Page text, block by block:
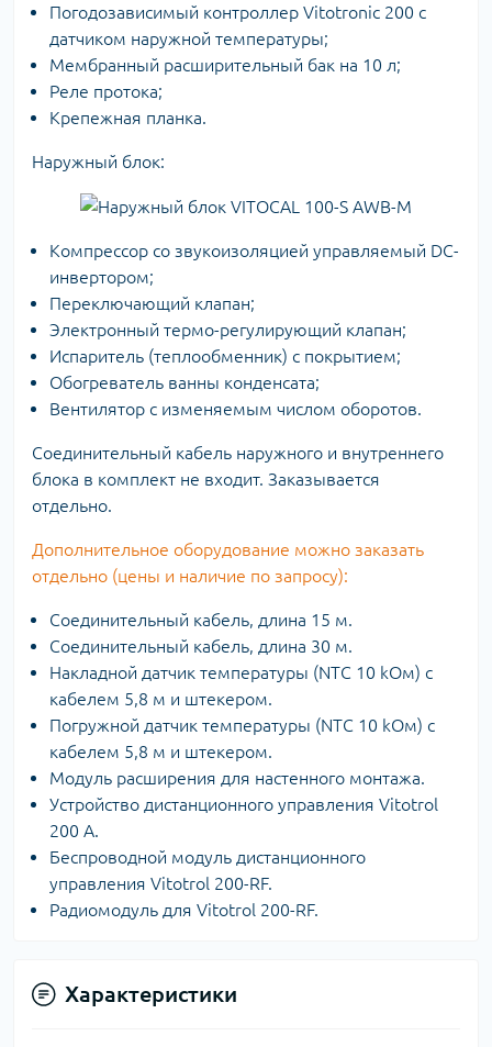
Погодозависимый контроллер Vitotronic 200 с
датчиком наружной температуры;
Мембранный расширительный бак на 10 л;
Реле протока;
Крепежная планка.
Наружный блок:
Компрессор со звукоизоляцией управляемый DC-
инвертором;
Переключающий клапан;
Электронный термо-регулирующий клапан;
Испаритель (теплообменник) с покрытием;
Обогреватель ванны конденсата;
Вентилятор с изменяемым числом оборотов.
Соединительный кабель наружного и внутреннего
блока в комплект не входит. Заказывается
отдельно.
Дополнительное оборудование можно заказать
отдельно (цены и наличие по запросу):
Соединительный кабель, длина 15 м.
Соединительный кабель, длина 30 м.
Накладной датчик температуры (NTC 10 kOм) с
кабелем 5,8 м и штекером.
Погружной датчик температуры (NTC 10 kOм) с
кабелем 5,8 м и штекером.
Модуль расширения для настенного монтажа.
Устройство дистанционного управления Vitotrol
200 А.
Беспроводной модуль дистанционного
управления Vitotrol 200-RF.
Радиомодуль для Vitotrol 200-RF.
Характеристики